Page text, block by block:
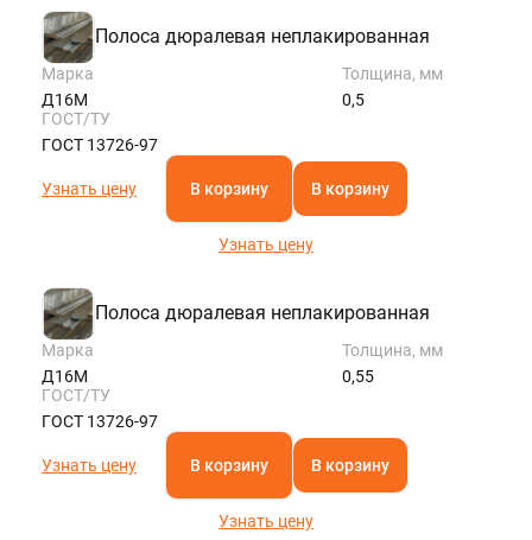
Полоса дюралевая неплакированная
Марка
Д16М
Толщина, мм
0,5
ГОСТ/ТУ
ГОСТ 13726-97
Узнать цену В корзину В корзину
Узнать цену
Полоса дюралевая неплакированная
Марка
Д16М
Толщина, мм
0,55
ГОСТ/ТУ
ГОСТ 13726-97
Узнать цену В корзину В корзину
Узнать цену